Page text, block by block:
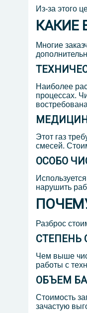
Из-за этого
КАКИЕ
Многие
Наиболее
процессах.
Этот газ
смесей.
ОСОБО
нарушить
Разброс
СТЕПЕНЬ
Чем выше
работы с
ОБЪЕМ
Стоимость
зачастую